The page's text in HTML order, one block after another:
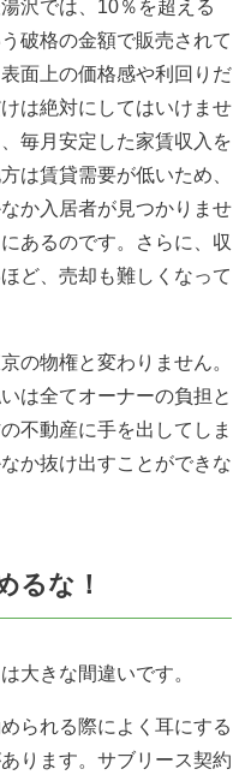
沢では、 10％を超える
破格の金額で販売されて
面上の価格感や利回りだ
は絶対にしてはいけませ
毎月安定した家賃収入を
は賃貸需要が低いため、
か入居者が見つかりませ
あるのです。さらに、収
ど、売却も難しくなって
の物権と変わりません。
は全てオーナーの負担と
不動産に手を出してしま
か抜け出すことができな
るな！
大きな間違いです。
られる際によく耳にする
ります。サブリース契約